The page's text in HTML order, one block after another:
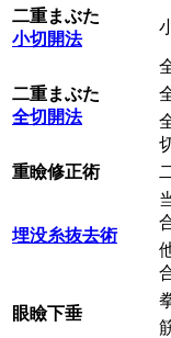
二重まぶた
小切開法
二重まぶた
全切開法
重瞼修正術
埋没糸抜去術
眼瞼下垂